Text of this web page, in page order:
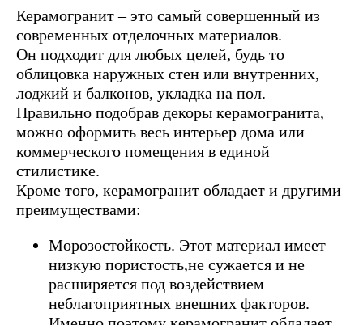
Керамогранит – это самый совершенный из
современных отделочных материалов.
Он подходит для любых целей, будь то
облицовка наружных стен или внутренних,
лоджий и балконов, укладка на пол.
Правильно подобрав декоры керамогранита,
можно оформить весь интерьер дома или
коммерческого помещения в единой
стилистике.
Кроме того, керамогранит обладает и другими
преимуществами:
Морозостойкость. Этот материал имеет
низкую пористость,не сужается и не
расширяется под воздействием
неблагоприятных внешних факторов.